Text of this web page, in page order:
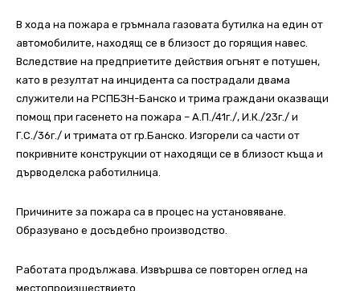
В хода на пожара е гръмнала газовата бутилка на един от
автомобилите, находящ се в близост до горящия навес.
Вследствие на предприетите действия огънят е потушен,
като в резултат на инцидента са пострадали двама
служители на РСПБЗН-Банско и трима граждани оказващи
помощ при гасенето на пожара – А.П./41г./, И.К./23г./ и
Г.С./36г./ и тримата от гр.Банско. Изгорели са части от
покривните конструкции от находящи се в близост къща и
дърводелска работилница.
Причините за пожара са в процес на установяване.
Образувано е досъдебно производство.
Работата продължава. Извършва се повторен оглед на
местопроизшествието.